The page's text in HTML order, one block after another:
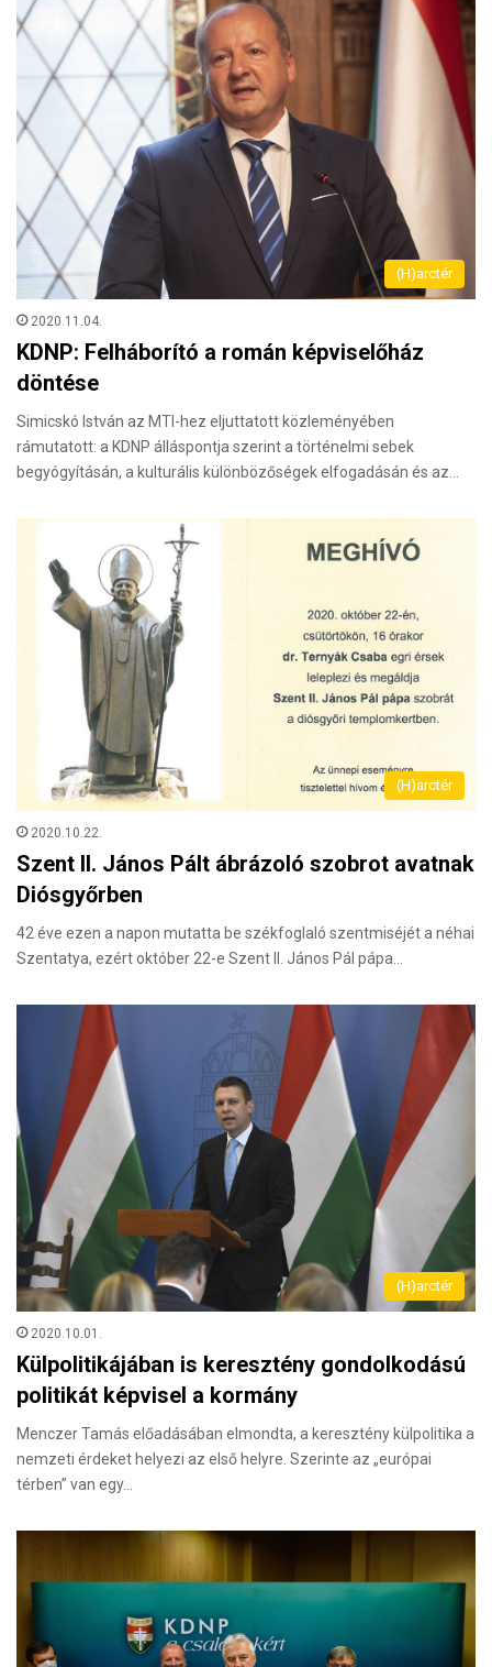
(H)arctér
2020.11.04.
KDNP: Felháborító a román képviselőház
döntése
Simicskó István az MTI-hez eljuttatott közleményében
rámutatott: a KDNP álláspontja szerint a történelmi sebek
begyógyításán, a kulturális különbözőségek elfogadásán és az…
(H)arctér
2020.10.22.
Szent II. János Pált ábrázoló szobrot avatnak
Diósgyőrben
42 éve ezen a napon mutatta be székfoglaló szentmiséjét a néhai
Szentatya, ezért október 22-e Szent II. János Pál pápa…
(H)arctér
2020.10.01.
Külpolitikájában is keresztény gondolkodású
politikát képvisel a kormány
Menczer Tamás előadásában elmondta, a keresztény külpolitika a
nemzeti érdeket helyezi az első helyre. Szerinte az „európai
térben” van egy…